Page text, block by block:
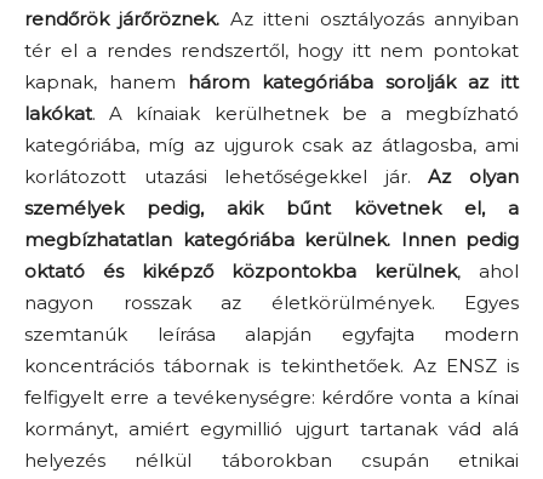
rendőrök járőröznek. Az itteni osztályozás annyiban
tér el a rendes rendszertől, hogy itt nem pontokat
kapnak, hanem három kategóriába sorolják az itt
lakókat. A kínaiak kerülhetnek be a megbízható
kategóriába, míg az ujgurok csak az átlagosba, ami
korlátozott utazási lehetőségekkel jár.Az olyan
személyek pedig, akik bűnt követnek el, a
megbízhatatlan kategóriába kerülnek. Innen pedig
oktató és kiképző központokba kerülnek, ahol
nagyon rosszak az életkörülmények. Egyes
szemtanúk leírása alapján egyfajta modern
koncentrációs tábornak is tekinthetőek. Az ENSZ is
felfigyelt erre a tevékenységre: kérdőre vonta a kínai
kormányt, amiért egymillió ujgurt tartanak vád alá
helyezés nélkül táborokban csupán etnikai